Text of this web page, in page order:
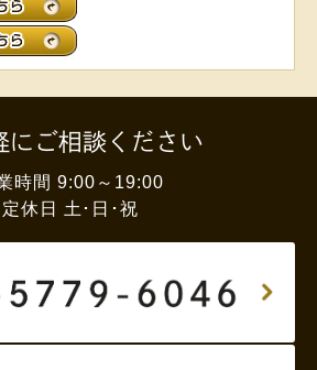
にご相談ください
時間 9:00～19:00
定休日 土･日･祝